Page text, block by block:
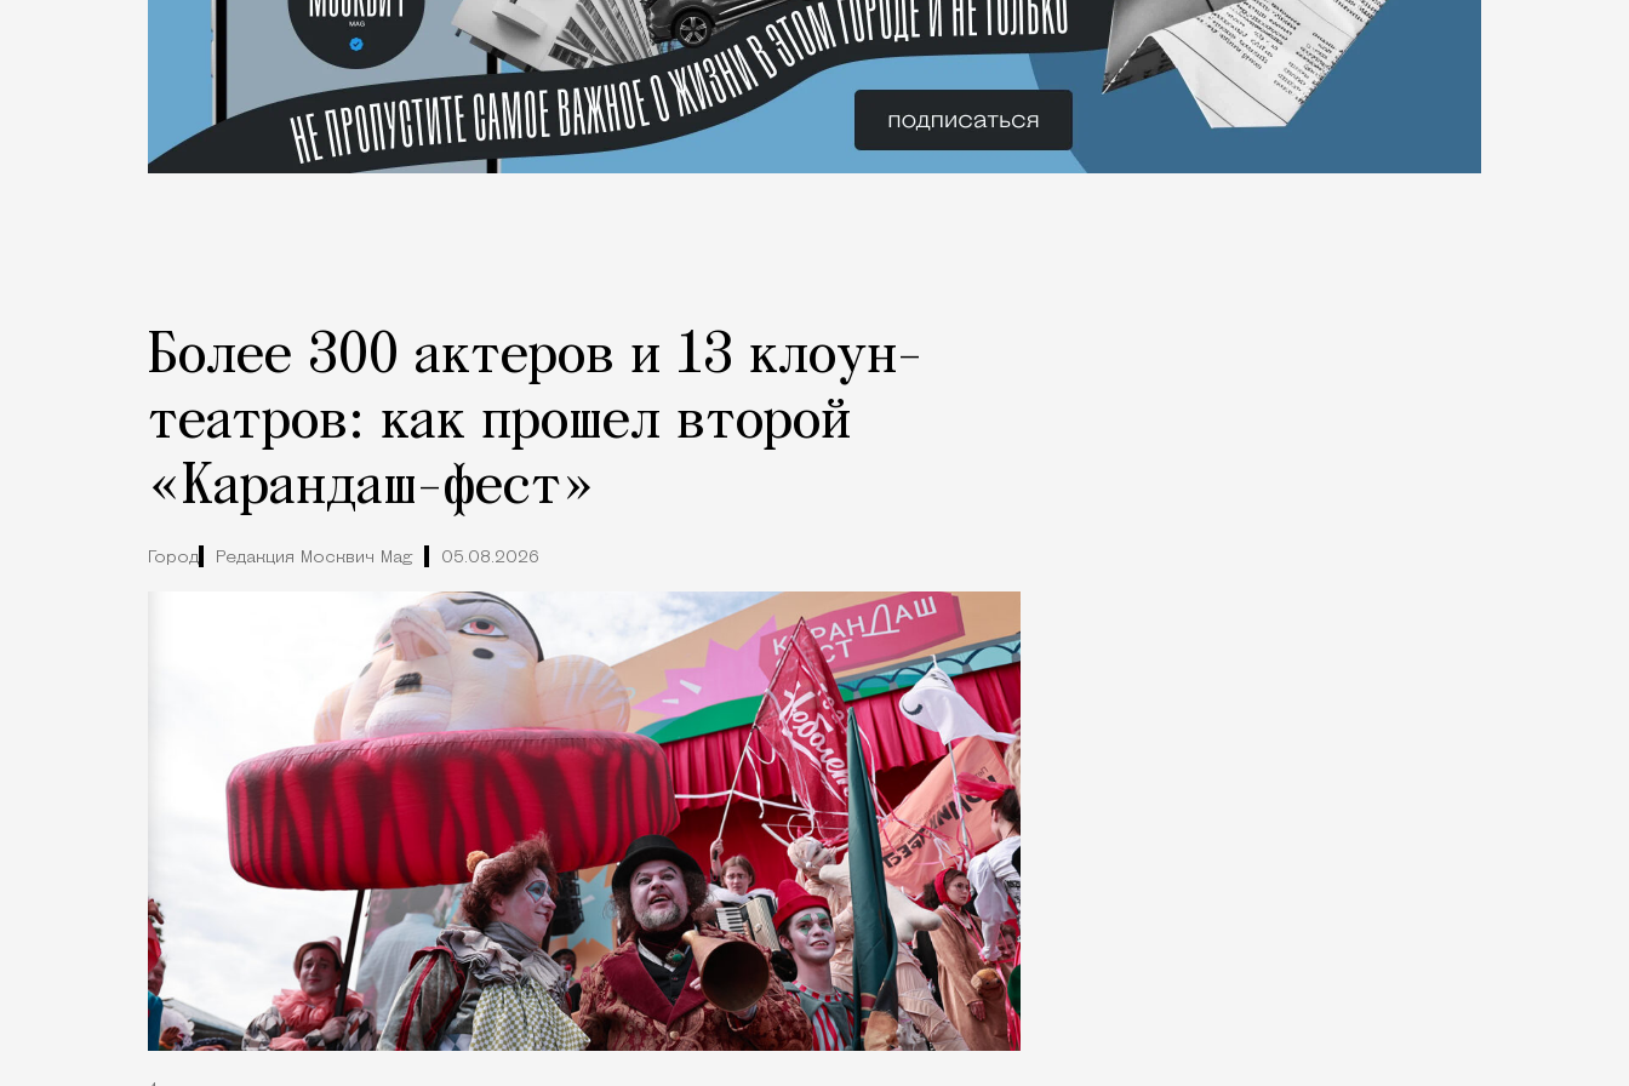
Более 300 актеров и 13 клоун-
театров: как прошел второй
«Карандаш-фест»
Город Редакция Москвич Mag 05.08.2026